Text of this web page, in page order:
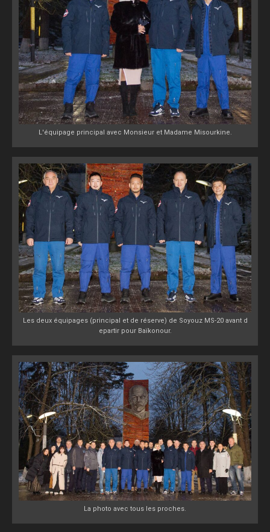
L'équipage principal avec Monsieur et Madame Misourkine.
Les deux équipages (principal et de réserve) de Soyouz MS-20 avant d
epartir pour Baïkonour.
La photo avec tous les proches.